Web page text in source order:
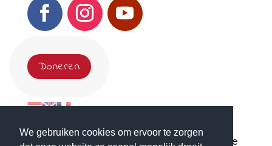
We gebruiken cookies om ervoor te zorgen
Doneren
© Copyright Maryam Foundation| Website